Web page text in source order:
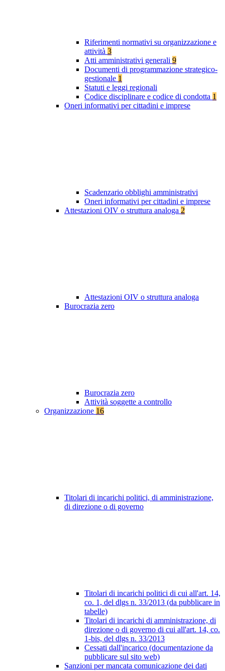
Riferimenti normativi su organizzazione e
attività 3
Atti amministrativi generali 9
Documenti di programmazione strategico-
gestionale 1
Statuti e leggi regionali
Codice disciplinare e codice di condotta 1
Oneri informativi per cittadini e imprese
Scadenzario obblighi amministrativi
Oneri informativi per cittadini e imprese
Attestazioni OIV o struttura analoga 2
Attestazioni OIV o struttura analoga
Burocrazia zero
Burocrazia zero
Attività soggette a controllo
Organizzazione 16
Titolari di incarichi politici, di amministrazione,
di direzione o di governo
Titolari di incarichi politici di cui all'art. 14,
co. 1, del dlgs n. 33/2013 (da pubblicare in
tabelle)
Titolari di incarichi di amministrazione, di
direzione o di governo di cui all'art. 14, co.
1-bis, del dlgs n. 33/2013
Cessati dall'incarico (documentazione da
pubblicare sul sito web)
Sanzioni per mancata comunicazione dei dati